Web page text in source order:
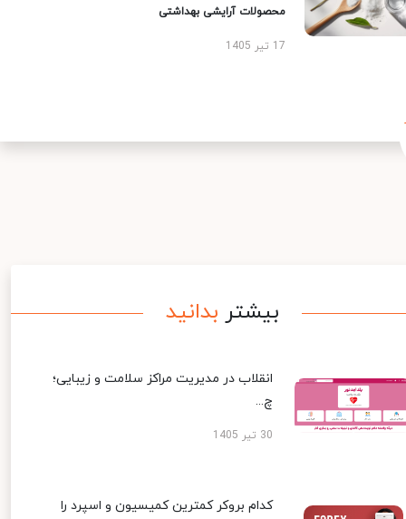
محصولات آرایشی بهداشتی
17 تیر 1405
بیشتر بدانید
انقلاب در مدیریت مراکز سلامت و زیبایی؛
چ...
30 تیر 1405
کدام بروکر کمترین کمیسیون و اسپرد را